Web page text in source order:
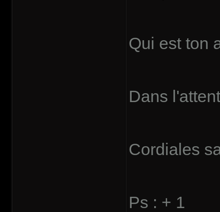
Qui est ton
Dans
Cordiales
Ps : + 1